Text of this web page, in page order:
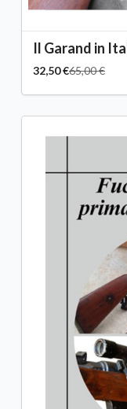
Il Garand in
32,50 €65,00 €